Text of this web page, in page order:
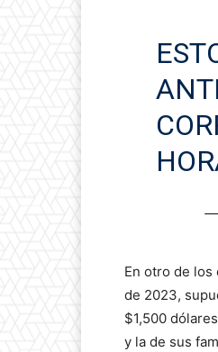
—
En otro de
de 2023,
$1,500
y la de sus